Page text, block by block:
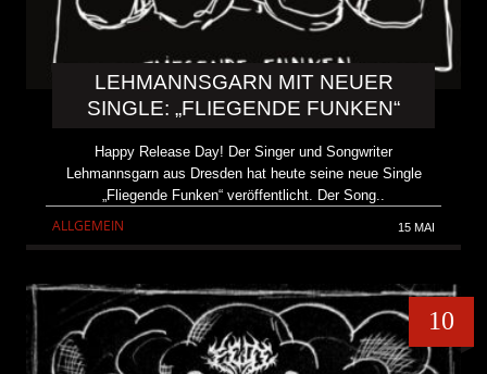
LEHMANNSGARN MIT NEUER
SINGLE: „FLIEGENDE FUNKEN“
Happy Release Day! Der Singer und Songwriter
Lehmannsgarn aus Dresden hat heute seine neue Single
„Fliegende Funken“ veröffentlicht. Der Song..
ALLGEMEIN 15 MAI
10